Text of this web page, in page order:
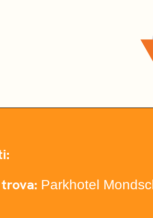
Parkhotel